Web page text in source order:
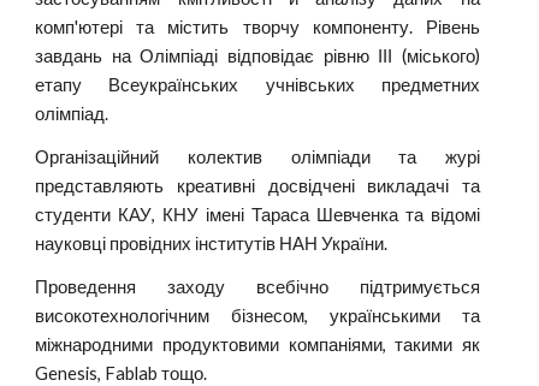
комп'ютері та містить творчу компоненту. Рівень
завдань на Олімпіаді відповідає рівню ІІІ (міського)
етапу Всеукраїнських учнівських предметних
олімпіад.
Організаційний колектив олімпіади та журі
представляють креативні досвідчені викладачі та
студенти КАУ, КНУ імені Тараса Шевченка та відомі
науковці провідних інститутів НАН України.
Проведення заходу всебічно підтримується
високотехнологічним бізнесом, українськими та
міжнародними продуктовими компаніями, такими як
Genesis, Fablab тощо.